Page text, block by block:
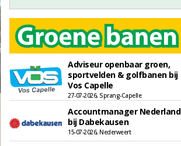
Adviseur openbaar groen,
sportvelden & golfbanen bij
Vos Capelle
27-07-2026, Sprang-Capelle
Accountmanager Nederland
bij Dabekausen
15-07-2026, Nederweert